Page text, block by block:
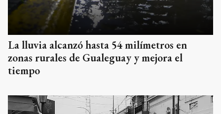
La lluvia alcanzó hasta 54 milímetros en
zonas rurales de Gualeguay y mejora el
tiempo